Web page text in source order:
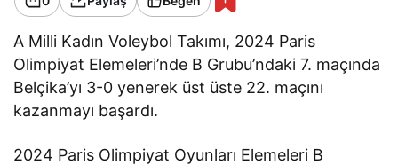
A Milli Kadın Voleybol Takımı, 2024 Paris
Olimpiyat Elemeleri’nde B Grubu’ndaki 7. maçında
Belçika’yı 3-0 yenerek üst üste 22. maçını
kazanmayı başardı.
2024 Paris Olimpiyat Oyunları Elemeleri B